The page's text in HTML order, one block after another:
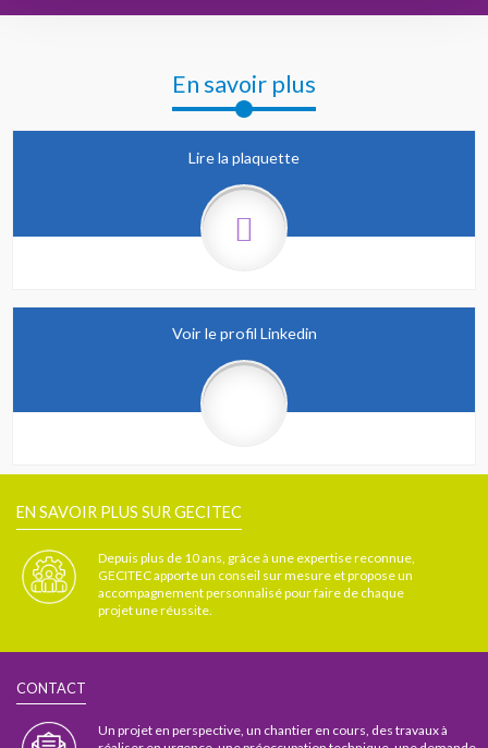
En savoir plus
Lire la plaquette
Voir le profil Linkedin
EN SAVOIR PLUS SUR GECITEC
Depuis plus de 10 ans, grâce à une expertise reconnue,
GECITEC apporte un conseil sur mesure et propose un
accompagnement personnalisé pour faire de chaque
projet une réussite.
CONTACT
Un projet en perspective, un chantier en cours, des travaux à